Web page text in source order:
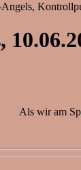
Angels,
Als wir am